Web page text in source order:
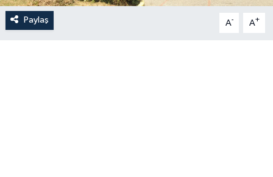
Paylaş A- A+